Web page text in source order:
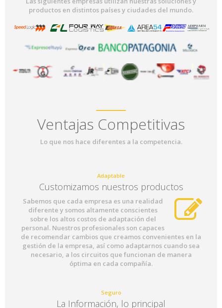
productos en distintos países y ciudades del mundo.
Ventajas Competitivas
Lo que nos hace diferentes a la competencia.
Adaptable
Customizamos nuestros productos
Sabemos que cada empresa es una realidad
diferente y somos altamente conscientes
sobre los altos costos de adaptación del
personal. Nuestros profesionales son capaces
de recomendar cambios que creamos convenientes en la
gestión de la empresa, así como adaptarnos cuando sea
necesario, a los circuitos que funcionan de manera
óptima en cada compañía.
Seguro
La Información, lo principal